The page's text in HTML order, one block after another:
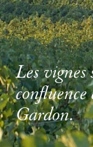
Les vignes
Gardon.